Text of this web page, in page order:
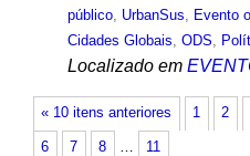
público, UrbanSus, Evento
Cidades Globais, ODS,
Localizado em
« 10 itens anteriores 1 2
6 7 8 … 11